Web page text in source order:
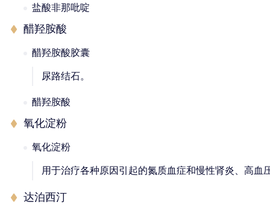
盐酸非那吡啶
醋羟胺酸
醋羟胺酸胶囊
尿路结石。
醋羟胺酸
氧化淀粉
氧化淀粉
用于治疗各种原因引起的氮质血症和慢性肾炎、高血
达泊西汀